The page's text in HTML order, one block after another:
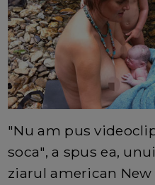
"Nu am pus
soca", a spus ea,
ziarul american New